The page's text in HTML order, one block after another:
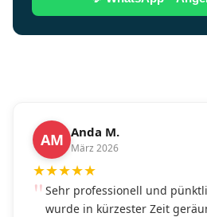
AM Anda M.
März 2026
★★★★★
Sehr professionell und
wurde in kürzester Zeit